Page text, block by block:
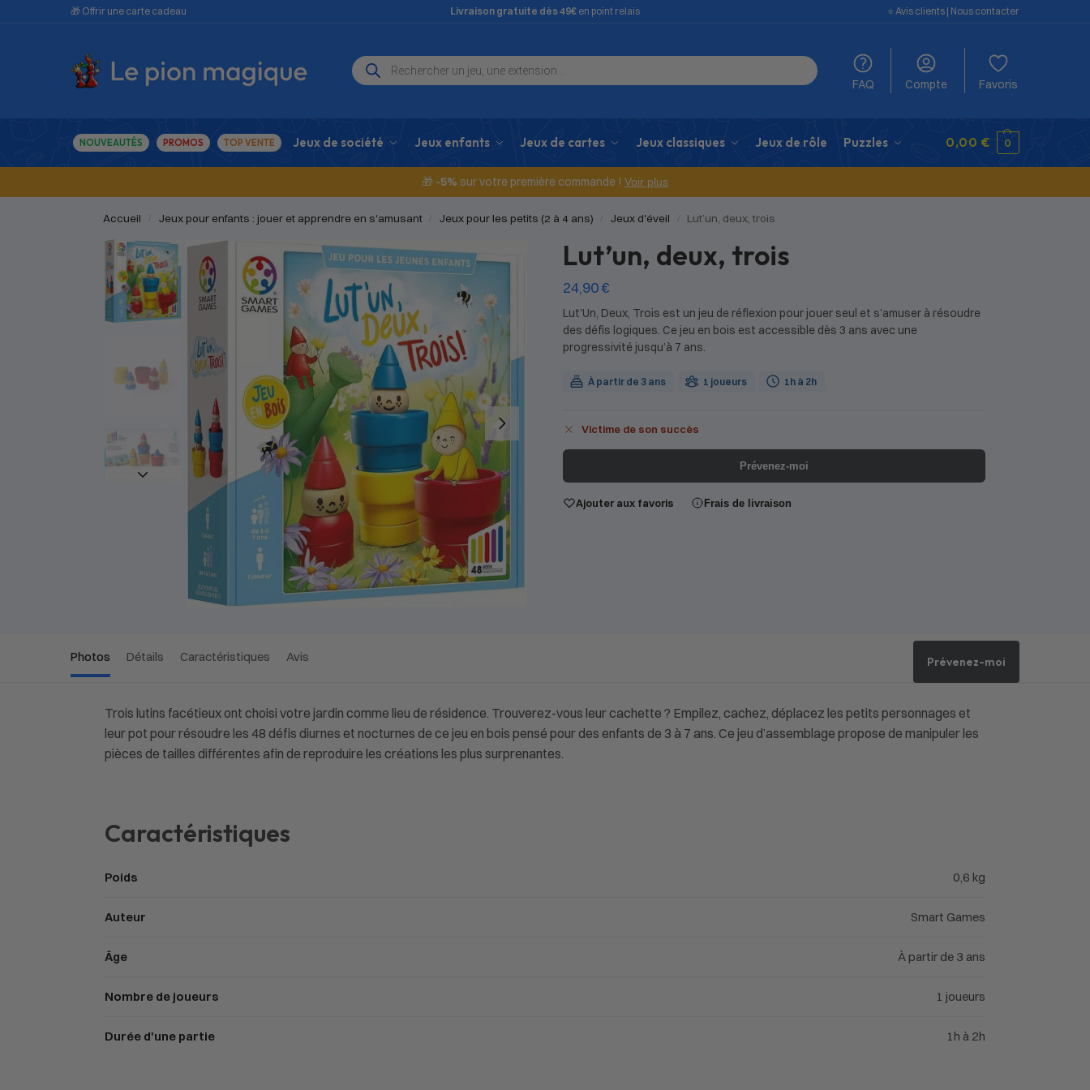
🎁 Offrir une carte cadeau Livraison gratuite dès 49€ en point relais ⭐️ Avis clients | Nous contacter
FAQ Compte Favoris
NOUVEAUTÉS PROMOS TOP VENTE Jeux de société Jeux enfants Jeux de cartes Jeux classiques Jeux de rôle Puzzles 0,00 € 0
🎁 -5% sur votre première commande ! Voir plus
Accueil Jeux pour enfants : jouer et apprendre en s'amusant Jeux pour les petits (2 à 4 ans) Jeux d'éveil Lut’un, deux, trois
Lut’un, deux, trois
24,90€
Lut’Un, Deux, Trois est un jeu de réflexion pour jouer seul et s’amuser à résoudre
des défis logiques. Ce jeu en bois est accessible dès 3 ans avec une
progressivité jusqu’à 7 ans.
À partir de 3 ans 1 joueurs 1h à 2h
Victime de son succès
Prévenez-moi
Ajouter aux favoris Frais de livraison
Photos Détails Caractéristiques Avis Prévenez-moi
Trois lutins facétieux ont choisi votre jardin comme lieu de résidence. Trouverez-vous leur cachette ? Empilez, cachez, déplacez les petits personnages et
leur pot pour résoudre les 48 défis diurnes et nocturnes de ce jeu en bois pensé pour des enfants de 3 à 7 ans. Ce jeu d’assemblage propose de manipuler les
pièces de tailles différentes afin de reproduire les créations les plus surprenantes.
Caractéristiques
Poids 0,6 kg
Auteur Smart Games
Âge À partir de 3 ans
Nombre de joueurs 1 joueurs
Durée d'une partie 1h à 2h